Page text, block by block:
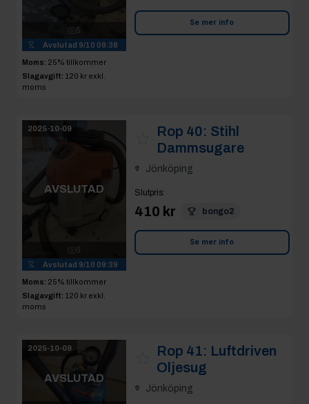
5
Avslutad 9/10 09:38
Moms: 25% tillkommer
Slagavgift: 120 kr exkl.
moms
Se mer info
2025-10-09
AVSLUTAD
5
Avslutad 9/10 09:39
Moms: 25% tillkommer
Slagavgift: 120 kr exkl.
moms
Rop 40: Stihl
Dammsugare
Jönköping
Slutpris:
410 kr bongo2
Se mer info
2025-10-09
AVSLUTAD
Rop 41: Luftdriven
Oljesug
Jönköping